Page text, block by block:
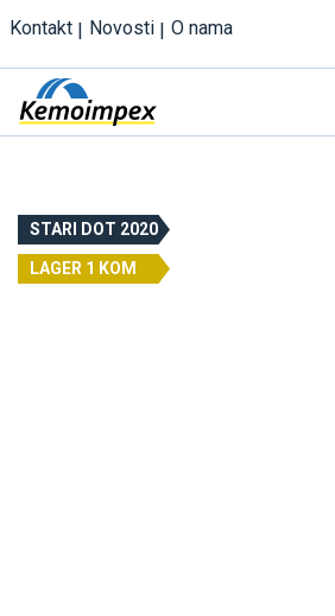
Kontakt Novosti O nama
STARI DOT 2020
LAGER 1 KOM